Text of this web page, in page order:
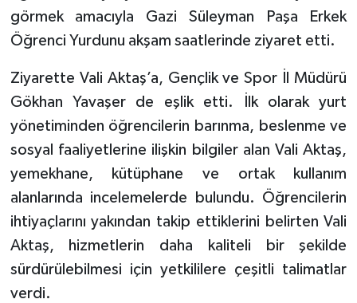
görmek amacıyla Gazi Süleyman Paşa Erkek
Öğrenci Yurdunu akşam saatlerinde ziyaret etti.
Ziyarette Vali Aktaş’a, Gençlik ve Spor İl Müdürü
Gökhan Yavaşer de eşlik etti. İlk olarak yurt
yönetiminden öğrencilerin barınma, beslenme ve
sosyal faaliyetlerine ilişkin bilgiler alan Vali Aktaş,
yemekhane, kütüphane ve ortak kullanım
alanlarında incelemelerde bulundu. Öğrencilerin
ihtiyaçlarını yakından takip ettiklerini belirten Vali
Aktaş, hizmetlerin daha kaliteli bir şekilde
sürdürülebilmesi için yetkililere çeşitli talimatlar
verdi.